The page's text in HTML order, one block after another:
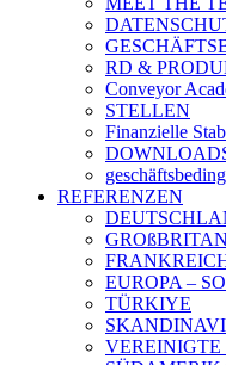
RD &
Conveyor
STELLEN
Finanzielle
REFERENZEN
EUROPA –
TÜRKIYE
VEREINIGTE